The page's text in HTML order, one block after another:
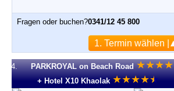
Fragen oder buchen?0341/12 45 800
1. Termin wählen |
4. PARKROYAL on Beach Road ★★★★
+ Hotel X10 Khaolak ★★★★★
★